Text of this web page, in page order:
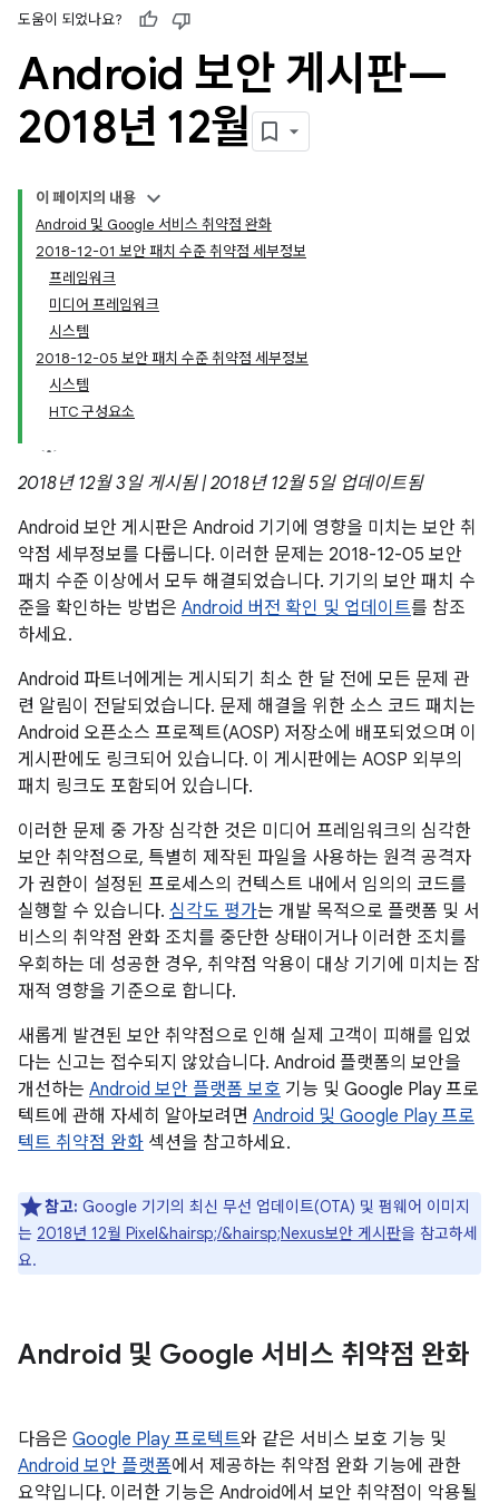
도움이 되었나요?
Android 보안 게시판—
2018년 12월
이 페이지의 내용
Android 및 Google 서비스 취약점 완화
2018-12-01 보안 패치 수준 취약점 세부정보
프레임워크
미디어 프레임워크
시스템
2018-12-05 보안 패치 수준 취약점 세부정보
시스템
HTC 구성요소
2018년 12월 3일 게시됨 | 2018년 12월 5일 업데이트됨
Android 보안 게시판은 Android 기기에 영향을 미치는 보안 취
약점 세부정보를 다룹니다. 이러한 문제는 2018-12-05 보안
패치 수준 이상에서 모두 해결되었습니다. 기기의 보안 패치 수
준을 확인하는 방법은 Android 버전 확인 및 업데이트를 참조
하세요.
Android 파트너에게는 게시되기 최소 한 달 전에 모든 문제 관
련 알림이 전달되었습니다. 문제 해결을 위한 소스 코드 패치는
Android 오픈소스 프로젝트(AOSP) 저장소에 배포되었으며 이
게시판에도 링크되어 있습니다. 이 게시판에는 AOSP 외부의
패치 링크도 포함되어 있습니다.
이러한 문제 중 가장 심각한 것은 미디어 프레임워크의 심각한
보안 취약점으로, 특별히 제작된 파일을 사용하는 원격 공격자
가 권한이 설정된 프로세스의 컨텍스트 내에서 임의의 코드를
실행할 수 있습니다. 심각도 평가는 개발 목적으로 플랫폼 및 서
비스의 취약점 완화 조치를 중단한 상태이거나 이러한 조치를
우회하는 데 성공한 경우, 취약점 악용이 대상 기기에 미치는 잠
재적 영향을 기준으로 합니다.
새롭게 발견된 보안 취약점으로 인해 실제 고객이 피해를 입었
다는 신고는 접수되지 않았습니다. Android 플랫폼의 보안을
개선하는 Android 보안 플랫폼 보호 기능 및 Google Play 프로
텍트에 관해 자세히 알아보려면 Android 및 Google Play 프로
텍트 취약점 완화 섹션을 참고하세요.
참고: Google 기기의 최신 무선 업데이트(OTA) 및 펌웨어 이미지
는 2018년 12월 Pixel&hairsp;/&hairsp;Nexus보안 게시판을 참고하세
요.
Android 및 Google 서비스 취약점 완화
다음은 Google Play 프로텍트와 같은 서비스 보호 기능 및
Android 보안 플랫폼에서 제공하는 취약점 완화 기능에 관한
요약입니다. 이러한 기능은 Android에서 보안 취약점이 악용될